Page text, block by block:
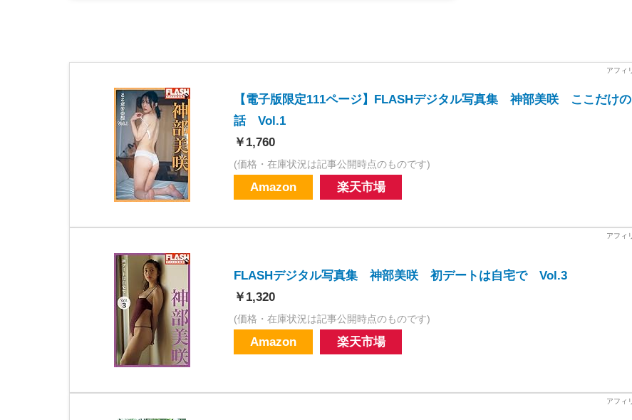
【電子版限定111ページ】FLASHデジタル写真集 神部美咲 ここだけの
話 Vol.1
￥1,760
(価格・在庫状況は記事公開時点のものです)
Amazon 楽天市場
FLASHデジタル写真集 神部美咲 初デートは自宅で Vol.3
￥1,320
(価格・在庫状況は記事公開時点のものです)
Amazon 楽天市場